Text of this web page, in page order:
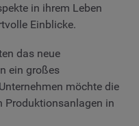
in ihrem Leben
Einblicke.
das neue
ein großes
möchte die
Produktionsanlagen in